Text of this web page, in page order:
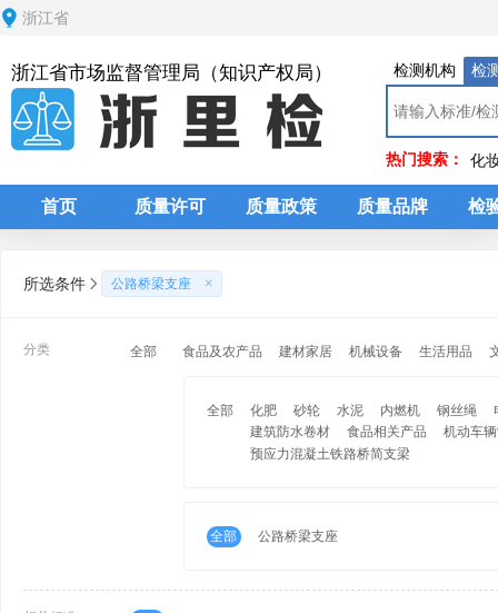
浙江省
浙江省市场监督管理局（知识产权局） 检测机构 检
热门搜索： 化
首页 质量许可 质量政策 质量品牌 检
所选条件 公路桥梁支座
分类 全部 食品及农产品 建材家居 机械设备 生活用品
全部 化肥 砂轮 水泥 内燃机 钢丝绳
建筑防水卷材
食品相关产品
机动车
预应力混凝土铁路桥简支梁
全部 公路桥梁支座